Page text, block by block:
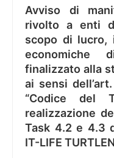
Avviso di
rivolto a enti
scopo di lucro,
economiche
finalizzato alla
ai sensi
“Codice del
realizzazione
Task 4.2 e 4.3
IT-LIFE